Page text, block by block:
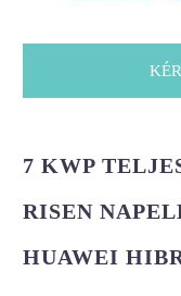
7 KWP
RISEN
HUAWEI